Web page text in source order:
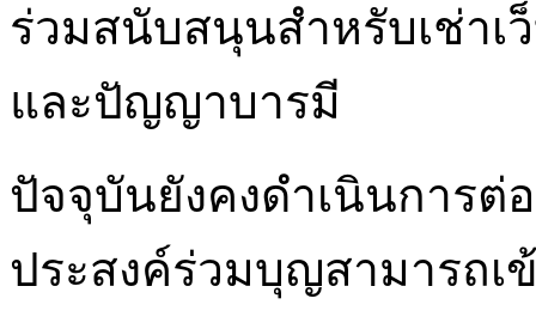
ร่วมสนับสนุนสำหรับเช่าเ
และปัญญาบารมี
ปัจจุบันยังคงดำเนินการต่
ประสงค์ร่วมบุญสามารถเ